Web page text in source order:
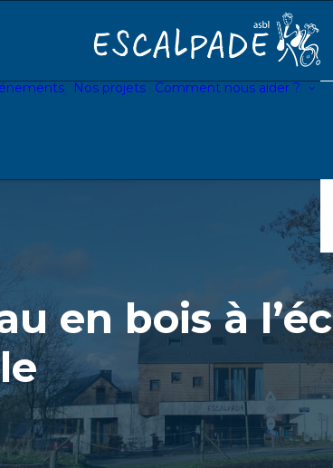
Nos projets Comment nous aider ?
en bois à